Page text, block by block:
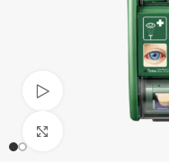
Video ansehen